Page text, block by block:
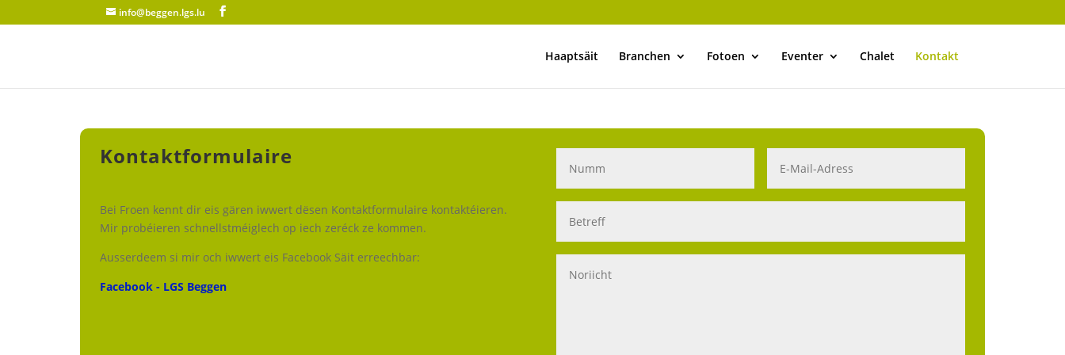
info@beggen.lgs.lu
Haaptsäit Branchen Fotoen Eventer Chalet Kontakt
Kontaktformulaire
Bei Froen kennt dir eis gären iwwert dësen Kontaktformulaire kontaktéieren.
Mir probéieren schnellstméiglech op iech zeréck ze kommen.
Ausserdeem si mir och iwwert eis Facebook Säit erreechbar:
Facebook - LGS Beggen